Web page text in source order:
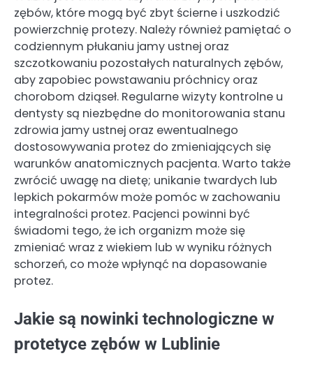
zębów, które mogą być zbyt ścierne i uszkodzić
powierzchnię protezy. Należy również pamiętać o
codziennym płukaniu jamy ustnej oraz
szczotkowaniu pozostałych naturalnych zębów,
aby zapobiec powstawaniu próchnicy oraz
chorobom dziąseł. Regularne wizyty kontrolne u
dentysty są niezbędne do monitorowania stanu
zdrowia jamy ustnej oraz ewentualnego
dostosowywania protez do zmieniających się
warunków anatomicznych pacjenta. Warto także
zwrócić uwagę na dietę; unikanie twardych lub
lepkich pokarmów może pomóc w zachowaniu
integralności protez. Pacjenci powinni być
świadomi tego, że ich organizm może się
zmieniać wraz z wiekiem lub w wyniku różnych
schorzeń, co może wpłynąć na dopasowanie
protez.
Jakie są nowinki technologiczne w
protetyce zębów w Lublinie